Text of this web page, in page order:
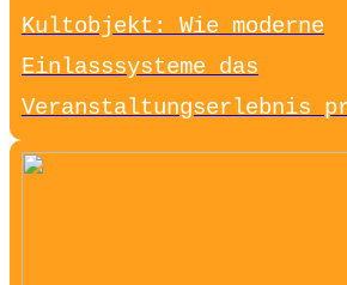
Kultobjekt: Wie moderne
Einlasssysteme das
Veranstaltungserlebnis